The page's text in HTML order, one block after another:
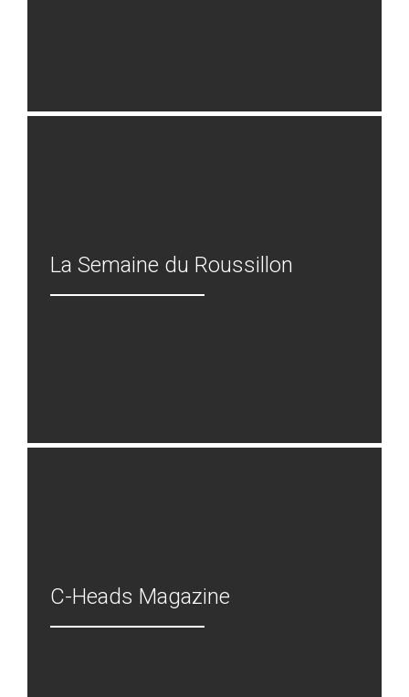
La Semaine du Roussillon
C-Heads Magazine